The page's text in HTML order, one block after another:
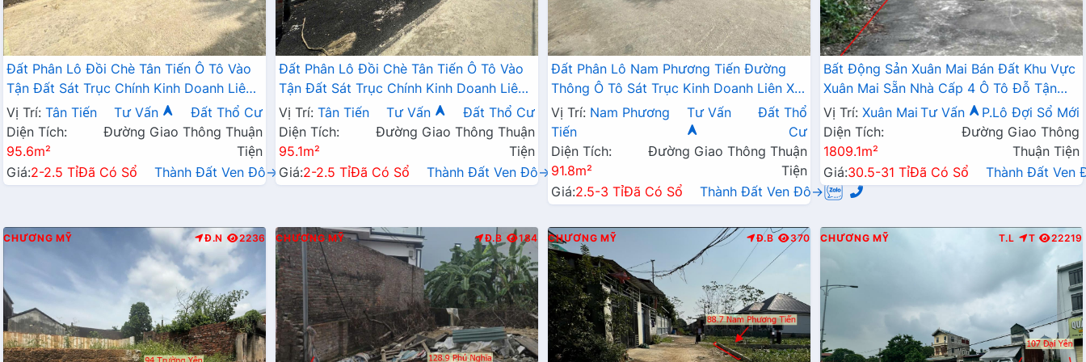
Đất Phân Lô Đồi Chè Tân Tiến Ô Tô Vào
Tận Đất Sát Trục Chính Kinh Doanh Liên
Xã Ngay Gần QL21A
Vị Trí: Tân Tiến Tư Vấn
Đất Thổ Cư
Diện Tích:
95.6m²
Đường Giao Thông Thuận
Tiện
Giá:2-2.5 TỉĐã Có Sổ Thành Đất Ven Đô→
Đất Phân Lô Đồi Chè Tân Tiến Ô Tô Vào
Tận Đất Sát Trục Chính Kinh Doanh Liên
Xã Ngay Gần QL21A
Vị Trí: Tân Tiến Tư Vấn
Đất Thổ Cư
Diện Tích:
95.1m²
Đường Giao Thông Thuận
Tiện
Giá:2-2.5 TỉĐã Có Sổ Thành Đất Ven Đô→
Đất Phân Lô Nam Phương Tiến Đường
Thông Ô Tô Sát Trục Kinh Doanh Liên Xã
Ngay Gần QL21A
Vị Trí: Nam Phương
Tiến
Tư Vấn
Đất Thổ
Cư
Diện Tích:
91.8m²
Đường Giao Thông Thuận
Tiện
Giá:2.5-3 TỉĐã Có Sổ Thành Đất Ven Đô→
Bất Động Sản Xuân Mai Bán Đất Khu Vực
Xuân Mai Sẵn Nhà Cấp 4 Ô Tô Đỗ Tận
Đất Làn 2 Đường QL6A
Vị Trí: Xuân Mai Tư Vấn
P.Lô Đợi Sổ Mới
Diện Tích:
1809.1m²
Đường Giao Thông
Thuận Tiện
Giá:30.5-31 TỉĐã Có Sổ Thành Đất Ven
CHƯƠNG MỸ Đ.N 2236 CHƯƠNG MỸ Đ.B 184 CHƯƠNG MỸ Đ.B 370 CHƯƠNG MỸ T.L T 22219